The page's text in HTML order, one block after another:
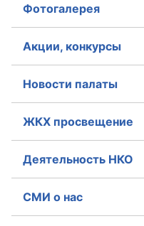
Фотогалерея
Акции, конкурсы
Новости палаты
ЖКХ просвещение
Деятельность НКО
СМИ о нас